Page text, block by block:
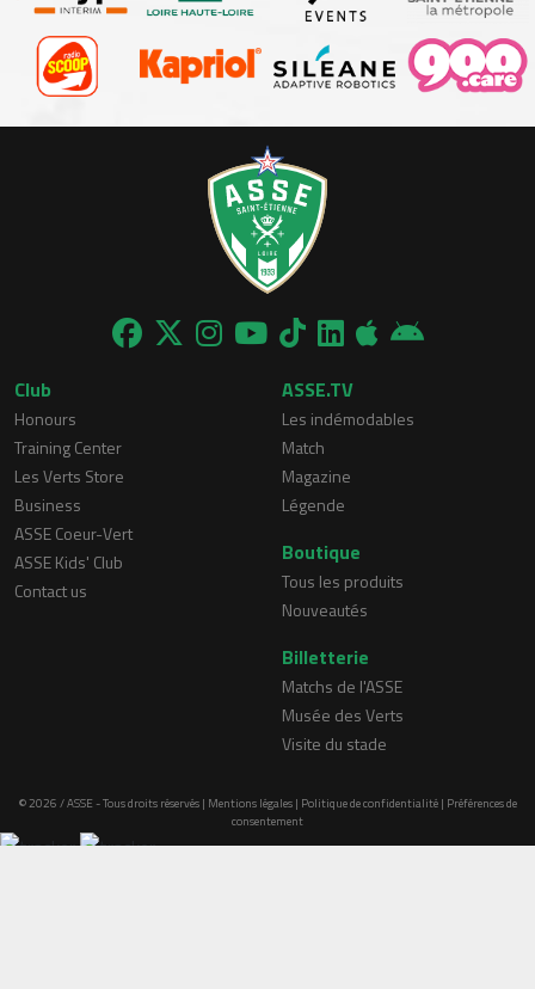
Club
Honours
Training Center
Les Verts Store
Business
ASSE Coeur-Vert
ASSE Kids' Club
Contact us
ASSE.TV
Les indémodables
Match
Magazine
Légende
Boutique
Tous les produits
Nouveautés
Billetterie
Matchs de l'ASSE
Musée des Verts
Visite du stade
© 2026 / ASSE - Tous droits réservés | Mentions légales| Politique de confidentialité| Préférences de
consentement